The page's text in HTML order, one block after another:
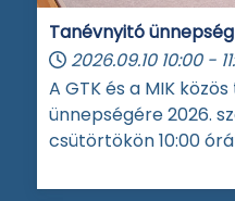
Tanévnyitó
2026.09.10 10:00 -
A GTK és a MIK
ünnepségére 2026.
csütörtökön 10:00